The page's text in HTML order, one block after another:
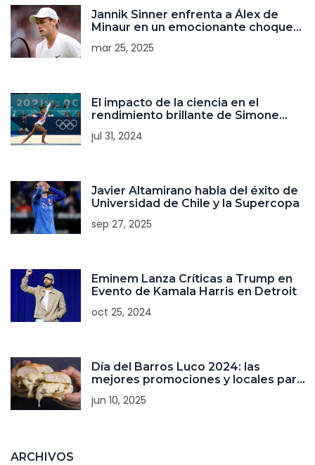
Jannik Sinner enfrenta a Álex de
Minaur en un emocionante choque
mar 25, 2025
El impacto de la ciencia en el
rendimiento brillante de Simone
2024
jul 31, 2024
Javier Altamirano habla del éxito de
Universidad de Chile y la Supercopa
sep 27, 2025
Eminem Lanza Críticas a Trump en
Evento de Kamala Harris en Detroit
oct 25, 2024
Día del Barros Luco 2024: las
mejores promociones y locales para
jun 10, 2025
ARCHIVOS